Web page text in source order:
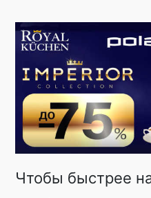
Чтобы быстрее